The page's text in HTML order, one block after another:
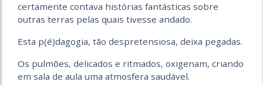
certamente contava histórias fantásticas sobre
outras terras pelas quais tivesse andado.
Esta p(é)dagogia, tão despretensiosa, deixa pegadas.
Os pulmões, delicados e ritmados, oxigenam, criando
em sala de aula uma atmosfera saudável.